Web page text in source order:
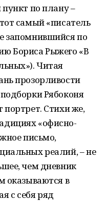
по плану –
самый «писатель
запомнившийся по
Бориса Рыжего «В
Читая
прозорливости
Рябоконя
портрет. Стихи же,
«офисно-
письмо,
реалий, – не
чем дневник
оказываются в
с себя ряд